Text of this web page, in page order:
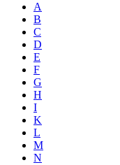
A
B
C
D
E
F
G
H
I
K
L
M
N